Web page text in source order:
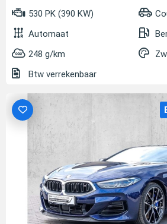
530 PK (390 KW)
Automaat
248 g/km
Btw verrekenbaar